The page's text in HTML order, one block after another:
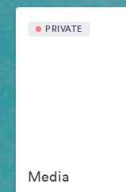
PRIVATE
Media